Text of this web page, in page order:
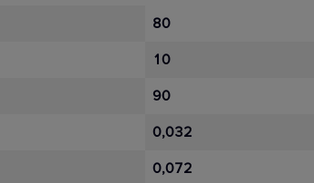
80
10
90
0,032
0,072